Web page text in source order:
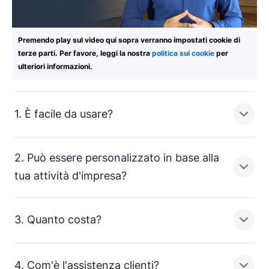
1. È facile da usare?
Se un CRM è troppo complicato, non verrà utilizzato. Il
iniziale e l'importazione dei dati alla registrazione delle
Un CRM di facile utilizzo significa che puoi dedicare
2. Può essere personalizzato in base alla
tua attività d'impresa?
adattarsi su misura al tuo modo specifico di fare affari.
3. Quanto costa?
4. Com'è l'assistenza clienti?
Premendo play sul video qui sopra verranno impostati cookie di
terze parti. Per favore, leggi la nostra politica sui cookie per
ulteriori informazioni.